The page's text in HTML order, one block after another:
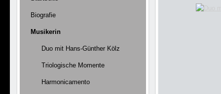
Biografie
Musikerin
Duo mit Hans-Günther Kölz
Triologische Momente
Harmonicamento